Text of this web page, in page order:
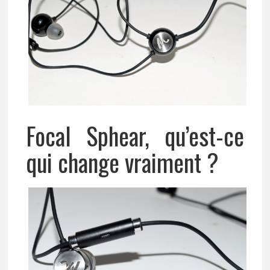
Focal Sphear, qu’est-ce
qui change vraiment ?